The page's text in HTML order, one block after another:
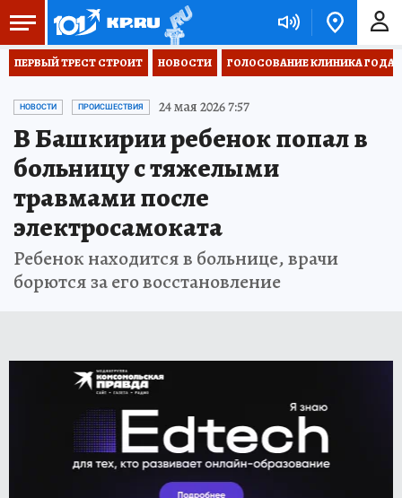
ПЕРВЫЙ ТРЕСТ СТРОИТ НОВОСТИ ГОЛОСОВАНИЕ КЛИНИКА ГОДА
НОВОСТИ ПРОИСШЕСТВИЯ 24 мая 2026 7:57
В Башкирии ребенок попал в
больницу с тяжелыми
травмами после
электросамоката
Ребенок находится в больнице, врачи
борются за его восстановление